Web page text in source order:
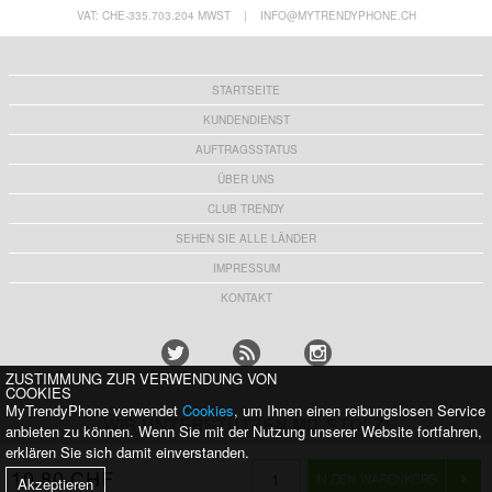
5,40 CHF
10,80 CHF
VAT: CHE-335.703.204 MWST
| INFO@MYTRENDYPHONE.CH
STARTSEITE
KUNDENDIENST
AUFTRAGSSTATUS
ÜBER UNS
CLUB TRENDY
SEHEN SIE ALLE LÄNDER
IMPRESSUM
KONTAKT
WIR UNTERSTÜTZEN MIT STOLZ:
ZUSTIMMUNG ZUR VERWENDUNG VON
COOKIES
MyTrendyPhone verwendet Cookies, um Ihnen einen reibungslosen Service
anbieten zu können. Wenn Sie mit der Nutzung unserer Website fortfahren,
erklären Sie sich damit einverstanden.
Akzeptieren